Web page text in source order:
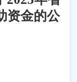
资金的公